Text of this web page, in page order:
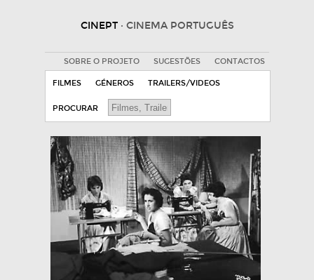
CINEPT · CINEMA PORTUGUÊS
SOBRE O PROJETO SUGESTÕES CONTACTOS
FILMES GÉNEROS TRAILERS/VIDEOS
PROCURAR